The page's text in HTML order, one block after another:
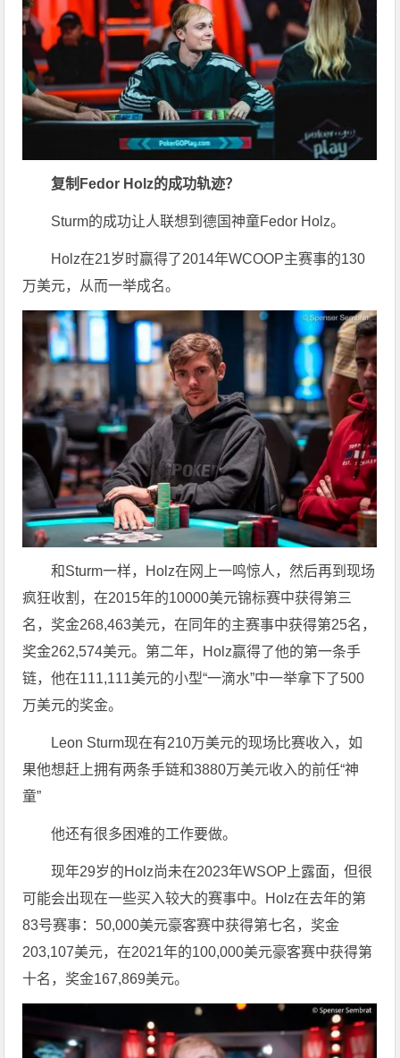
复制Fedor Holz的成功轨迹？
Sturm的成功让人联想到德国神童Fedor Holz。
Holz在21岁时赢得了2014年WCOOP主赛事的130
万美元，从而一举成名。
和Sturm一样，Holz在网上一鸣惊人，然后再到现场
疯狂收割，在2015年的10000美元锦标赛中获得第三
名，奖金268,463美元，在同年的主赛事中获得第25名，
奖金262,574美元。第二年，Holz赢得了他的第一条手
链，他在111,111美元的小型“一滴水”中一举拿下了500
万美元的奖金。
Leon Sturm现在有210万美元的现场比赛收入，如
果他想赶上拥有两条手链和3880万美元收入的前任“神
童”
他还有很多困难的工作要做。
现年29岁的Holz尚未在2023年WSOP上露面，但很
可能会出现在一些买入较大的赛事中。Holz在去年的第
83号赛事：50,000美元豪客赛中获得第七名，奖金
203,107美元，在2021年的100,000美元豪客赛中获得第
十名，奖金167,869美元。